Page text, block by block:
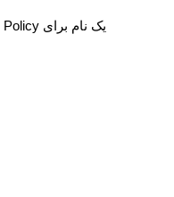
یک نام برای Policy